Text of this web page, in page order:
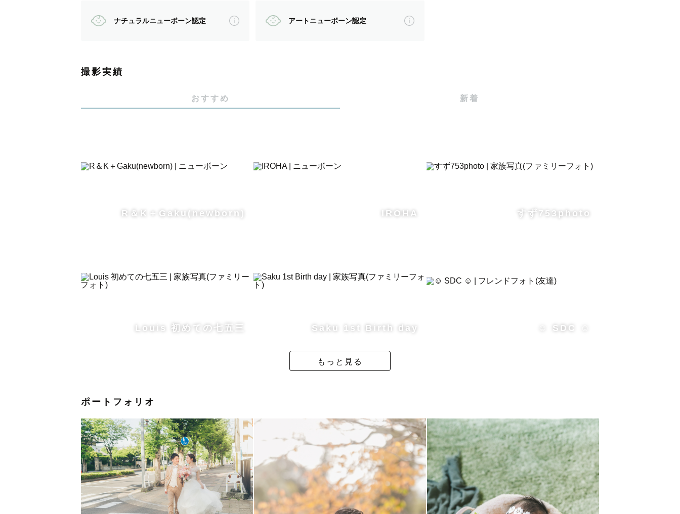
皆さまの大切な時間、瞬間を残すお手伝いをさせていただけることを楽しみにしております
布はホワイトやブラウン、イエロー、ピスタチオグリーンなどアースカラーを多数取り揃えております
可愛く撮影しますので、ぜひお任せくださいませ
京都北部・和歌山・大阪（豊中・池田・高槻エリア、堺・泉南エリア、他）におきましては自宅から計算いたします。ご相談
〜リピーター様へ〜
みてねアプリからのご依頼は対象外となりますのでご注意くださいませ
ナチュラルニューボーン認定 アートニューボーン認定
撮影実績
おすすめ 新着
R＆K＋Gaku(newborn) IROHA すず753photo
Louis 初めての七五三 Saku 1st Birth day ☺︎ SDC ☺︎
もっと見る
ポートフォリオ